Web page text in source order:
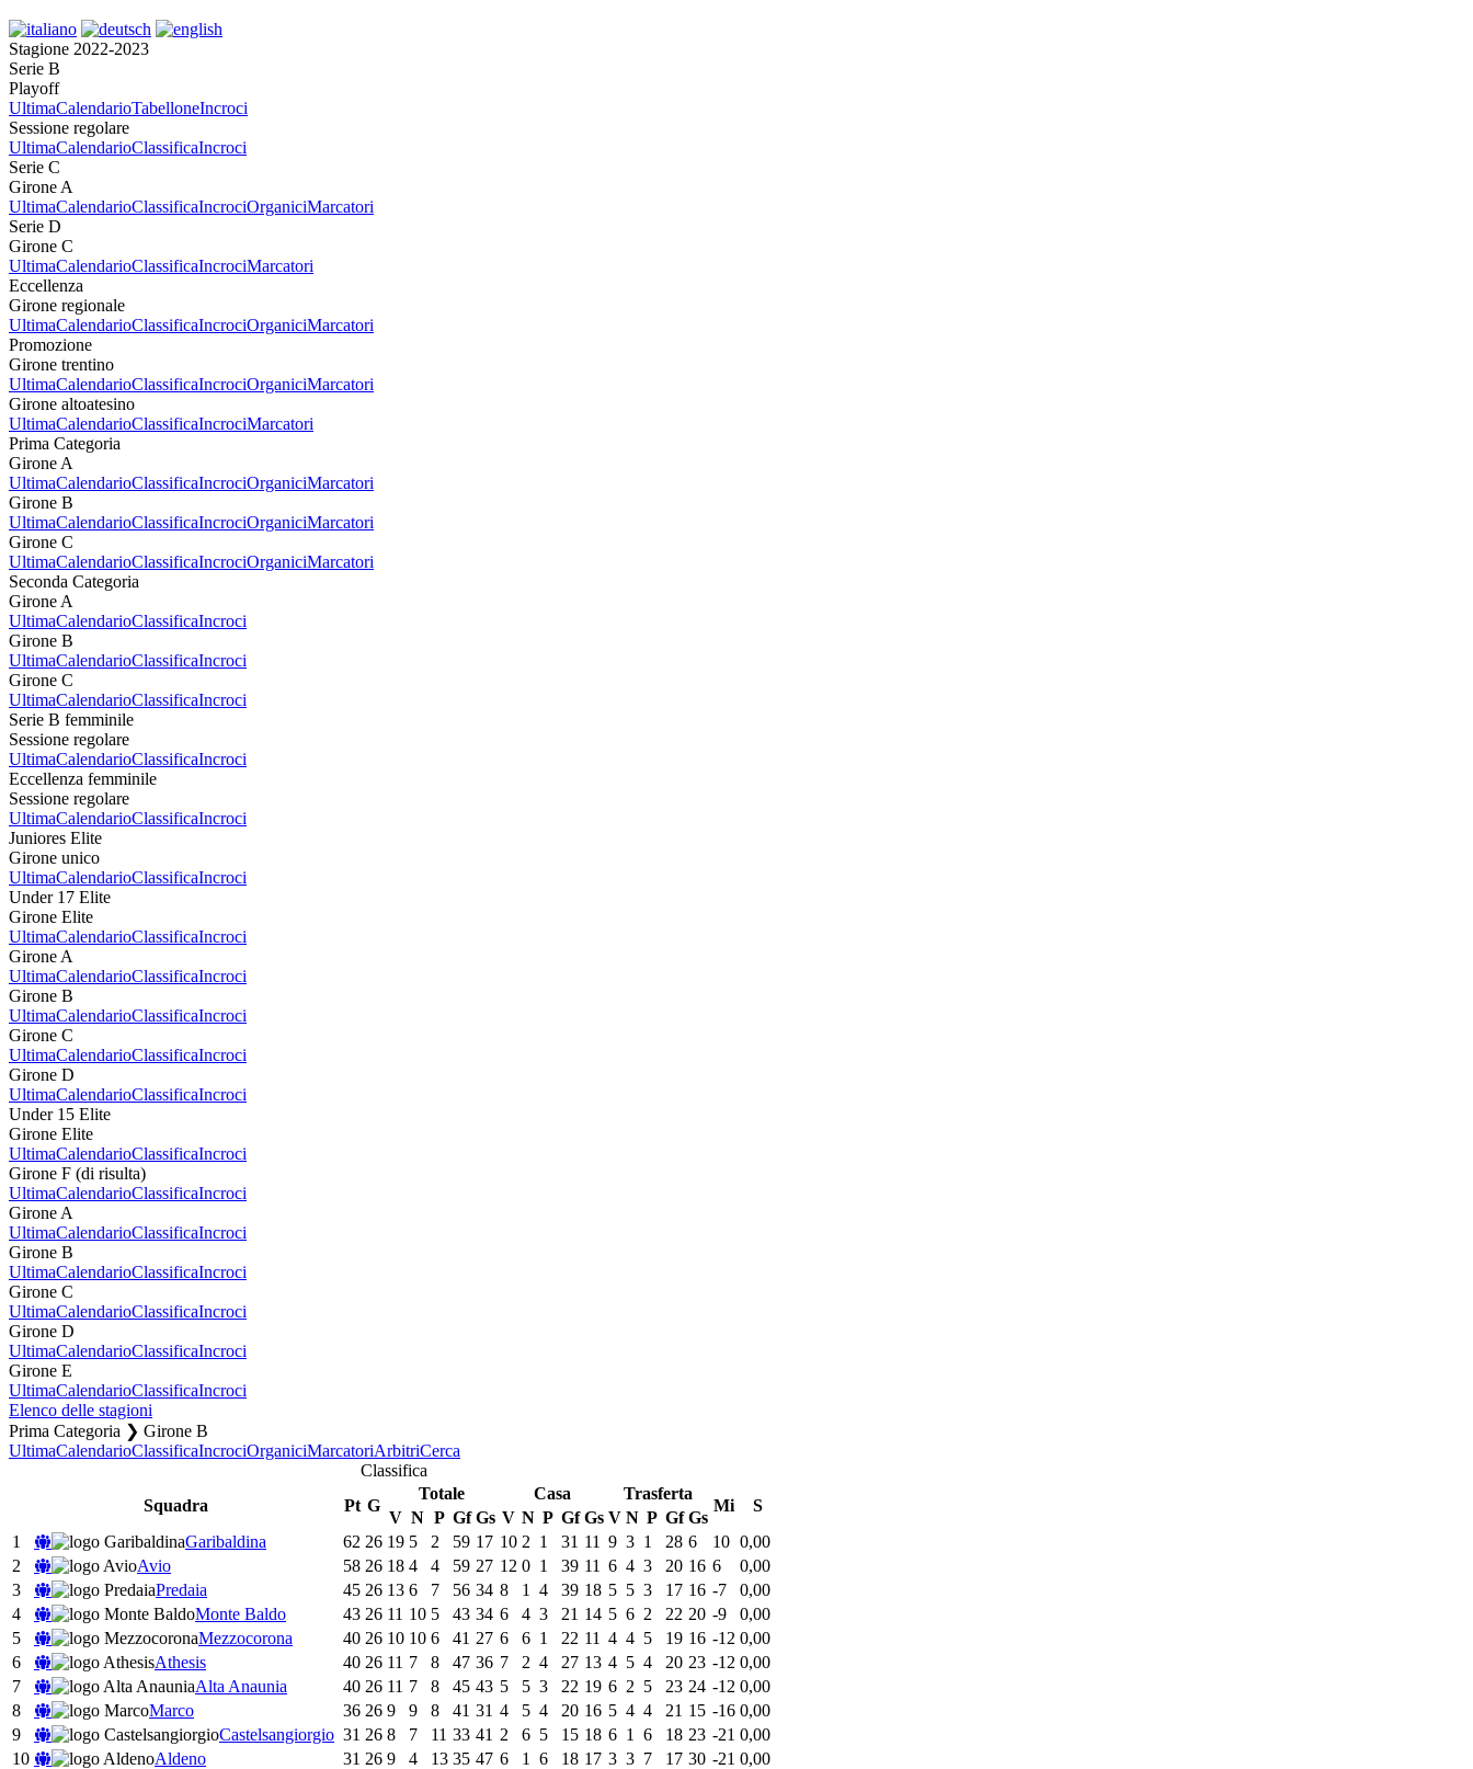
Stagione 2022-2023
Serie B
Playoff
UltimaCalendarioTabelloneIncroci
Sessione regolare
UltimaCalendarioClassificaIncroci
Serie C
Girone A
UltimaCalendarioClassificaIncrociOrganiciMarcatori
Serie D
Girone C
UltimaCalendarioClassificaIncrociMarcatori
Eccellenza
Girone regionale
UltimaCalendarioClassificaIncrociOrganiciMarcatori
Promozione
Girone trentino
UltimaCalendarioClassificaIncrociOrganiciMarcatori
Girone altoatesino
UltimaCalendarioClassificaIncrociMarcatori
Prima Categoria
Girone A
UltimaCalendarioClassificaIncrociOrganiciMarcatori
Girone B
UltimaCalendarioClassificaIncrociOrganiciMarcatori
Girone C
UltimaCalendarioClassificaIncrociOrganiciMarcatori
Seconda Categoria
Girone A
UltimaCalendarioClassificaIncroci
Girone B
UltimaCalendarioClassificaIncroci
Girone C
UltimaCalendarioClassificaIncroci
Serie B femminile
Sessione regolare
UltimaCalendarioClassificaIncroci
Eccellenza femminile
Sessione regolare
UltimaCalendarioClassificaIncroci
Juniores Elite
Girone unico
UltimaCalendarioClassificaIncroci
Under 17 Elite
Girone Elite
UltimaCalendarioClassificaIncroci
Girone A
UltimaCalendarioClassificaIncroci
Girone B
UltimaCalendarioClassificaIncroci
Girone C
UltimaCalendarioClassificaIncroci
Girone D
UltimaCalendarioClassificaIncroci
Under 15 Elite
Girone Elite
UltimaCalendarioClassificaIncroci
Girone F (di risulta)
UltimaCalendarioClassificaIncroci
Girone A
UltimaCalendarioClassificaIncroci
Girone B
UltimaCalendarioClassificaIncroci
Girone C
UltimaCalendarioClassificaIncroci
Girone D
UltimaCalendarioClassificaIncroci
Girone E
UltimaCalendarioClassificaIncroci
Elenco delle stagioni
Prima Categoria ❯ Girone B
UltimaCalendarioClassificaIncrociOrganiciMarcatoriArbitriCerca
Classifica
Squadra
Pt G
Totale Casa Trasferta
Mi S
V N P Gf Gs V N P Gf Gs V N P Gf Gs
1
Garibaldina 62 26 19 5 2 59 17 10 2 1 31 11 9 3 1 28 6 10 0,00
2
Avio 58 26 18 4 4 59 27 12 0 1 39 11 6 4 3 20 16 6
0,00
3
Predaia 45 26 13 6 7 56 34 8 1 4 39 18 5 5 3 17 16 -7
0,00
4
Monte Baldo 43 26 11 10 5 43 34 6 4 3 21 14 5 6 2 22 20 -9
0,00
5
Mezzocorona 40 26 10 10 6 41 27 6 6 1 22 11 4 4 5 19 16 -12 0,00
6
Athesis 40 26 11 7 8 47 36 7 2 4 27 13 4 5 4 20 23 -12 0,00
7
Alta Anaunia 40 26 11 7 8 45 43 5 5 3 22 19 6 2 5 23 24 -12 0,00
8
Marco 36 26 9 9 8 41 31 4 5 4 20 16 5 4 4 21 15 -16 0,00
9
Castelsangiorgio 31 26 8 7 11 33 41 2 6 5 15 18 6 1 6 18 23 -21 0,00
10
Aldeno 31 26 9 4 13 35 47 6 1 6 18 17 3 3 7 17 30 -21 0,00